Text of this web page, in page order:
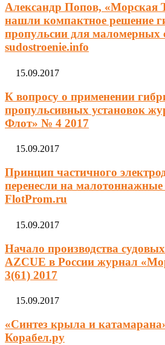
Александр Попов, «Морская
нашли компактное решение
пропульсии для маломерных
sudostroenie.info
15.09.2017
К вопросу о применении
пропульсивных установок
Флот» № 4 2017
15.09.2017
Принцип частичного
перенесли на малотоннажные
FlotProm.ru
15.09.2017
Начало производства
AZCUE в России журнал
3(61) 2017
15.09.2017
«Синтез крыла и
Корабел.ру